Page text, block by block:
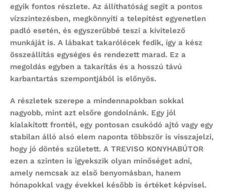
egyik fontos részlete. Az állíthatóság segít a pontos
vízszintezésben, megkönnyíti a telepítést egyenetlen
padló esetén, és egyszerűbbé teszi a kivitelező
munkáját is. A lábakat takarólécek fedik, így a kész
összeállítás egységes és rendezett marad. Ez a
megoldás egyben a takarítás és a hosszú távú
karbantartás szempontjából is előnyös.
A részletek szerepe a mindennapokban sokkal
nagyobb, mint azt elsőre gondolnánk. Egy jól
kialakított frontél, egy pontosan csukódó ajtó vagy egy
stabilan álló alsó elem naponta többször is visszajelzi,
hogy jó döntés született. A TREVISO KONYHABÚTOR
ezen a szinten is igyekszik olyan minőséget adni,
amely nemcsak az első benyomásban, hanem
hónapokkal vagy évekkel később is értéket képvisel.